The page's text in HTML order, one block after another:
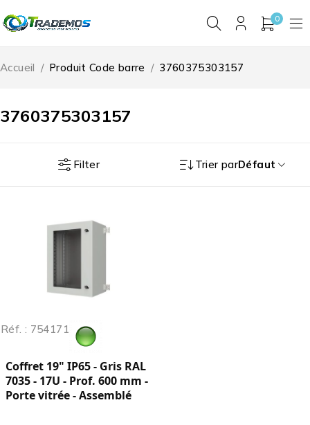
0
3760375303157
Accueil / Produit Code barre / 3760375303157
Filter Trier parDéfaut
Réf. : 754171
Coffret 19" IP65 - Gris RAL
7035 - 17U - Prof. 600 mm -
Porte vitrée - Assemblé